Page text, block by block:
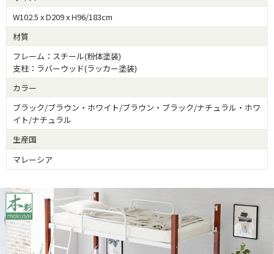
W102.5 x D209 x H96/183cm
材質
フレーム：スチール(粉体塗装)
支柱：ラバーウッド(ラッカー塗装)
カラー
ブラック/ブラウン・ホワイト/ブラウン・ブラック/ナチュラル・ホワ
イト/ナチュラル
生産国
マレーシア